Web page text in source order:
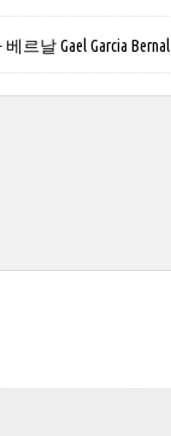
르날 Gael Garcia Bernal